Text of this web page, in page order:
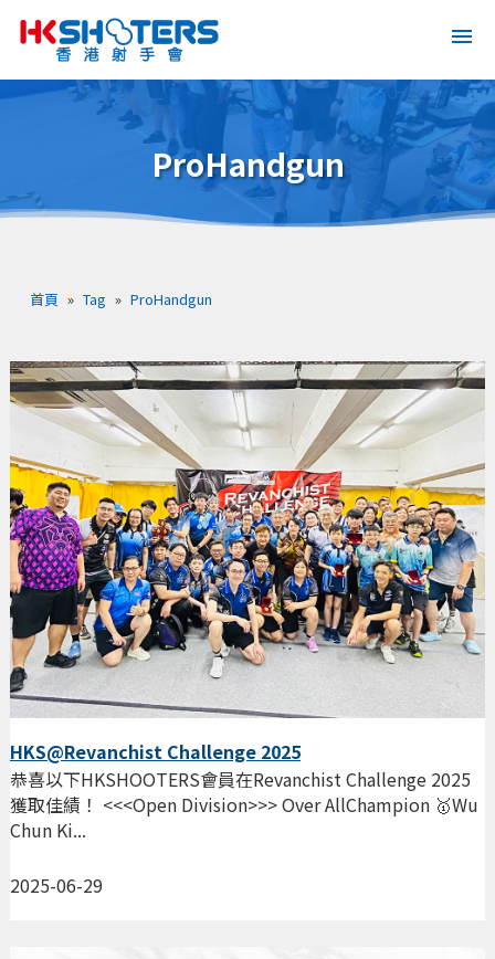
ProHandgun
首頁 » Tag » ProHandgun
HKS@Revanchist Challenge 2025
2025-06-29
恭喜以下HKSHOOTERS會員在Revanchist Challenge 2025
獲取佳績！ <<<Open Division>>> Over AllChampion 🥇Wu
Chun Ki...